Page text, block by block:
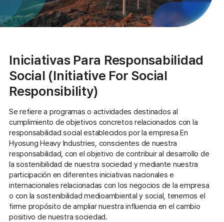
Iniciativas Para Responsabilidad
Social (Initiative For Social
Responsibility)
Se refiere a programas o actividades destinados al
cumplimiento de objetivos concretos relacionados con la
responsabilidad social establecidos por la empresa En
Hyosung Heavy Industries, conscientes de nuestra
responsabilidad, con el objetivo de contribuir al desarrollo de
la sostenibilidad de nuestra sociedad y mediante nuestra
participación en diferentes iniciativas nacionales e
internacionales relacionadas con los negocios de la empresa
o con la sostenibilidad medioambiental y social, tenemos el
firme propósito de ampliar nuestra influencia en el cambio
positivo de nuestra sociedad.